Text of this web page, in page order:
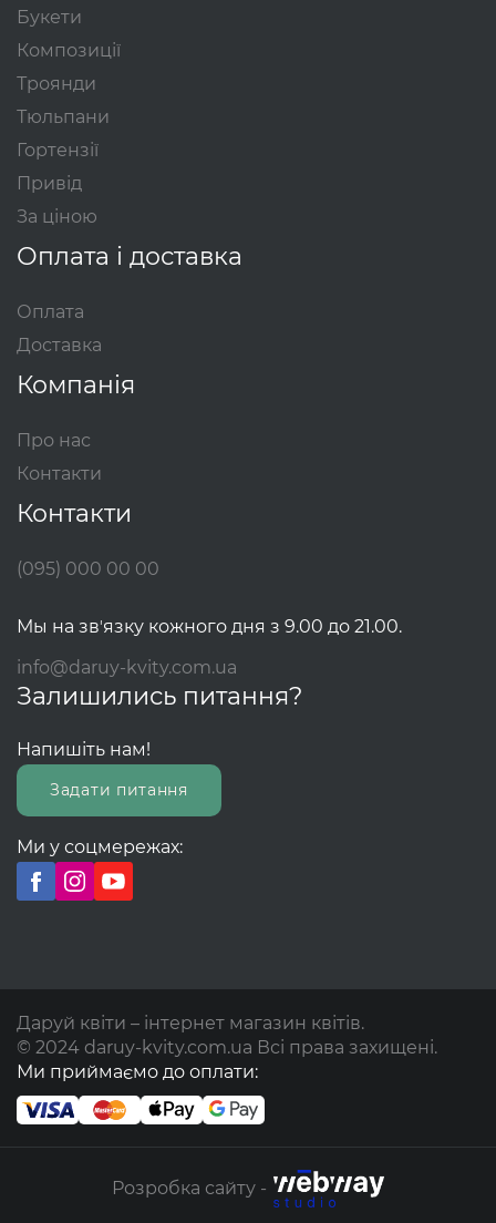
Букети
Композиції
Троянди
Тюльпани
Гортензії
Привід
За ціною
Оплата і доставка
Оплата
Доставка
Компанія
Про нас
Контакти
Контакти
(095) 000 00 00
Мы на звʼязку кожного дня з 9.00 до 21.00.
info@daruy-kvity.com.ua
Залишились питання?
Напишіть нам!
Задати питання
Ми у соцмережах:
Даруй квіти – інтернет магазин квітів.
© 2024 daruy-kvity.com.ua Всі права захищені.
Ми приймаємо до оплати:
Розробка сайту -